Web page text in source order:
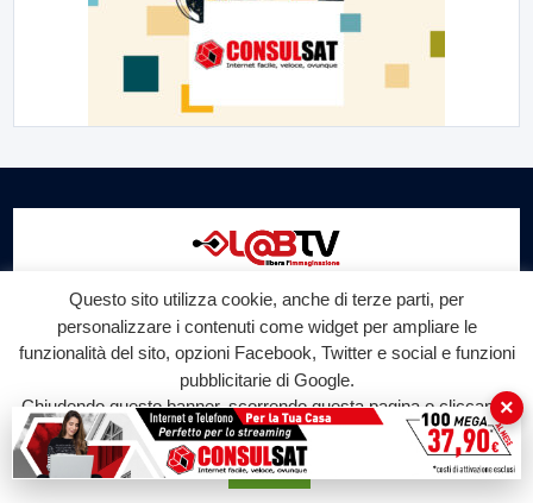
Labtv.net è un prodotto Consulservice S.r.l.
Labtv.net è il sito ufficiale del canale televisivo di Lab Tv canale 84
del digitale terrestre Regione Campania
Sede legale: Via Chiaio, 5 - 83010 – Torrioni (AV)
P.IVA 02757950643
Oscr. R.E.A. AV N.181151
Questo sito utilizza cookie, anche di terze parti, per
personalizzare i contenuti come widget per ampliare le
funzionalità del sito, opzioni Facebook, Twitter e social e funzioni
pubblicitarie di Google.
Chiudendo questo banner, scorrendo questa pagina o cliccando
su qualunque suo elemento acconsenti all'uso dei cookie.
Accetta
×